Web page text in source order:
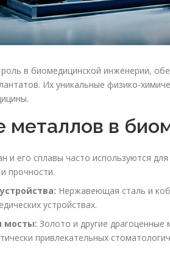
в биомедицинской инженерии,
Их уникальные физико-
металлов в
и его сплавы часто используются
прочности.
Нержавеющая сталь и
устройствах.
мосты: Золото и другие драгоценные
привлекательных